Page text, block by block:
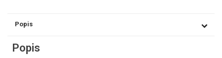
Popis
Popis